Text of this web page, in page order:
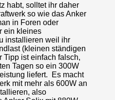
habt, solltet ihr daher
so wie das Anker
in Foren oder
ein kleines
installieren weil ihr
(kleinen ständigen
Tipp ist einfach falsch,
Tagen so ein 300W
liefert. Es macht
mit mehr als 600W an
also